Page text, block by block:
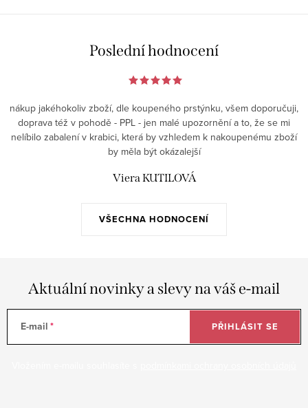
Poslední hodnocení
VŠECHNA HODNOCENÍ
nákup jakéhokoliv zboží, dle koupeného prstýnku, všem doporučuji,
doprava též v pohodě - PPL - jen malé upozornění a to, že se mi
nelíbilo zabalení v krabici, která by vzhledem k nakoupenému zboží
by měla být okázalejší
Viera KUTILOVÁ
Aktuální novinky a slevy na váš e-mail
E-mail PŘIHLÁSIT SE